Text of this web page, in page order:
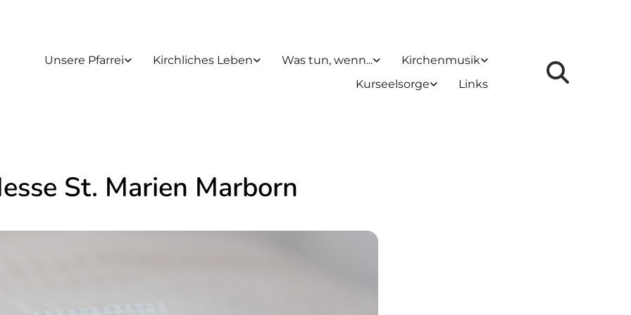
Unsere Pfarrei Kirchliches Leben Was tun, wenn...
Kirchenmusik
Kurseelsorge
Links
St. Marien Marborn